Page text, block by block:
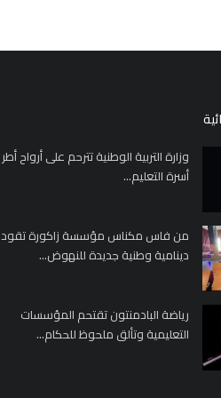
وزارة التربية الوطنية تترحم على أرواح أطر
أسرة التعليم...
من فاس مكناس مؤسسة زاكورة تقود
دينامية وطنية جديدة للنهوض...
رياضة البادمنتون تقتحم المؤسسات
التعليمية وتألق ملحوظ للحكام...